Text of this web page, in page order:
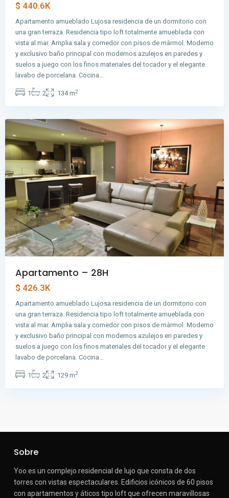
$ 440.6K
Apartamento amueblado Lujosa residencia de un dormitorio con
una gran terraza. Residencia tipo loft totalmente amueblada con
vista al mar. Amplia sala y comedor con pisos de mármol. Moderno
y exclusivo baño principal con modernos azulejos en paredes y
suelos a juego con los finos materiales del tocador y el elegante
lavabo de porcelana. Cocina…
1 2 134 m2
Balboa
Avenida
Balboa
Ciudad
de
Panama
Apartamento – 28H
$ 426.3K
Apartamento amueblado Lujosa residencia de un dormitorio con
una gran terraza. Residencia tipo loft totalmente amueblada con
vista al mar. Amplia sala y comedor con pisos de mármol. Moderno
y exclusivo baño principal con modernos azulejos en paredes y
suelos a juego con los finos materiales del tocador y el elegante
lavabo de porcelana. Cocina…
1 2 129 m2
Sobre
Yoo es un complejo residencial de lujo que consta de dos
torres con vistas espectaculares. Edificios icónicos de 60 pisos
con apartamentos y áticos tipo loft que ofrecen maravillosas